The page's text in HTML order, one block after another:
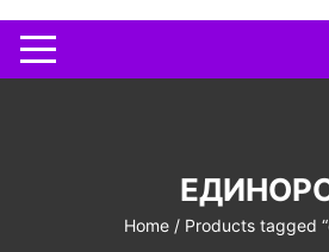
Home/ Products tagged